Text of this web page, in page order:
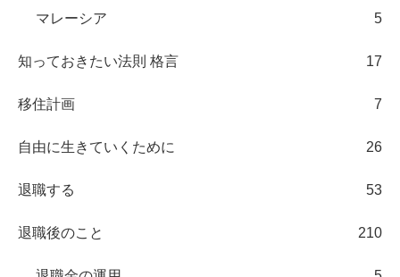
マレーシア 5
知っておきたい法則 格言 17
移住計画 7
自由に生きていくために 26
退職する 53
退職後のこと 210